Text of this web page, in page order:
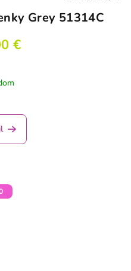
Grey 51314C
€